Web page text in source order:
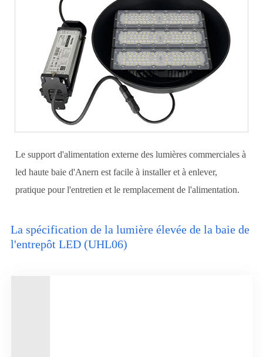
Le support d'alimentation externe des lumières commerciales à
led haute baie d'Anern est facile à installer et à enlever,
pratique pour l'entretien et le remplacement de l'alimentation.
La spécification de la lumière élevée de la baie de
l'entrepôt LED (UHL06)